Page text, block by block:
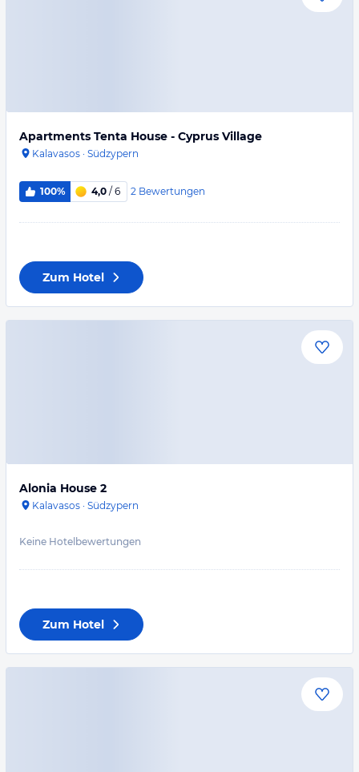
Apartments Tenta House - Cyprus Village
Kalavasos · Südzypern
100% 4,0 / 6 2 Bewertungen
Zum Hotel
Alonia House 2
Kalavasos · Südzypern
Keine Hotelbewertungen
Zum Hotel